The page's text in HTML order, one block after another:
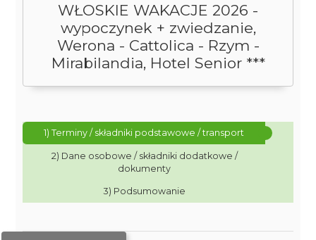
WŁOSKIE WAKACJE 2026 -
wypoczynek + zwiedzanie,
Werona - Cattolica - Rzym -
Mirabilandia, Hotel Senior ***
1) Terminy / składniki podstawowe / transport
2) Dane osobowe / składniki dodatkowe /
dokumenty
3) Podsumowanie